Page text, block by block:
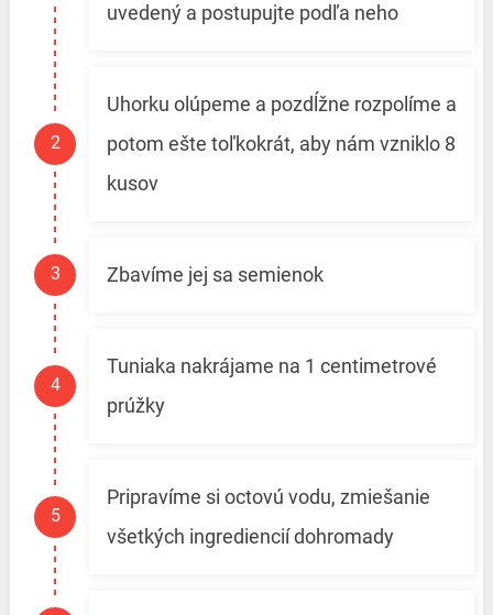
uvedený a postupujte podľa neho
Uhorku olúpeme a pozdĺžne rozpolíme a
potom ešte toľkokrát, aby nám vzniklo 8
kusov
Zbavíme jej sa semienok
Tuniaka nakrájame na 1 centimetrové
prúžky
Pripravíme si octovú vodu, zmiešanie
všetkých ingrediencií dohromady